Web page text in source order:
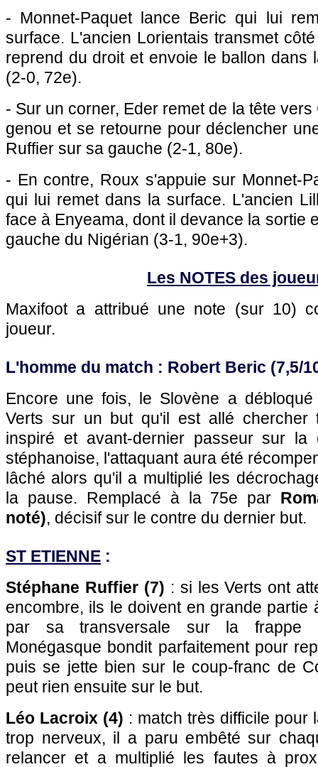
- Monnet-Paquet lance Beric qui lui
surface. L'ancien Lorientais transmet
reprend du droit et envoie le ballon dans
(2-0, 72e).
- Sur un corner, Eder remet de la tête
genou et se retourne pour déclencher
Ruffier sur sa gauche (2-1, 80e).
- En contre, Roux s'appuie sur Monnet-
qui lui remet dans la surface. L'ancien
face à Enyeama, dont il devance la sortie
gauche du Nigérian (3-1, 90e+3).
Les NOTES des
Maxifoot a attribué une note (sur 10)
joueur.
L'homme du match : Robert Beric (7,5/
Encore une fois, le Slovène a
Verts sur un but qu'il est allé chercher
inspiré et avant-dernier passeur sur la
stéphanoise, l'attaquant aura été
lâché alors qu'il a multiplié les
la pause. Remplacé à la 75e par
noté), décisif sur le contre du dernier but.
ST ETIENNE :
Stéphane Ruffier (7) : si les Verts ont
encombre, ils le doivent en grande partie
par sa transversale sur la frappe
Monégasque bondit parfaitement pour
puis se jette bien sur le coup-franc de
peut rien ensuite sur le but.
Léo Lacroix (4) : match très difficile pour
trop nerveux, il a paru embêté sur
relancer et a multiplié les fautes à